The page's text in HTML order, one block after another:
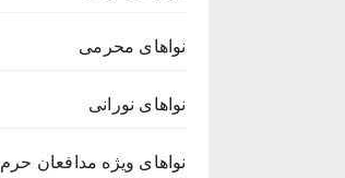
نواهای محرمی
نواهای نورانی
نواهای ویژه مدافعان حرم